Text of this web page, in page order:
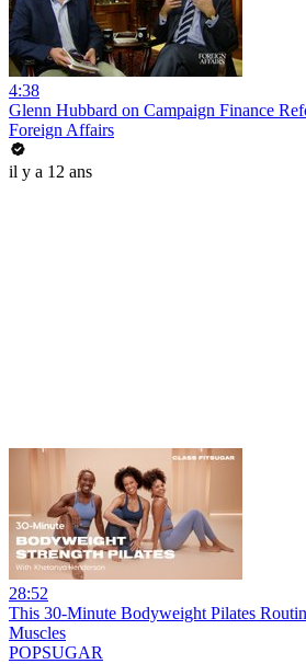
4:38
Glenn Hubbard on Campaign Finance
Foreign Affairs
il y a 12 ans
28:52
This 30-Minute Bodyweight Pilates
Muscles
POPSUGAR